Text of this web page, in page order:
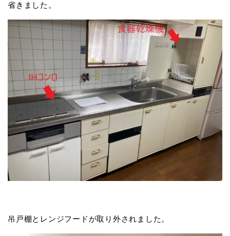
省きました。
吊戸棚とレンジフードが取り外されました。